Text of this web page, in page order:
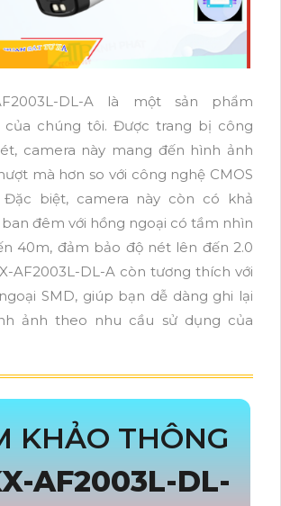
DL-A là một sản phẩm
của chúng tôi. Được trang bị công
camera này mang đến hình ảnh
mà hơn so với công nghệ CMOS
Đặc biệt, camera này còn có khả
đêm với hồng ngoại có tầm nhìn
40m, đảm bảo độ nét lên đến 2.0
AF2003L-DL-A còn tương thích với
SMD, giúp bạn dễ dàng ghi lại
ảnh theo nhu cầu sử dụng của
KHẢO THÔNG
AF2003L-DL-